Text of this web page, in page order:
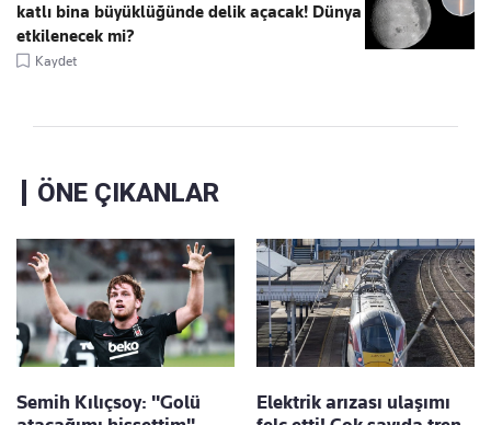
katlı bina büyüklüğünde delik açacak! Dünya
etkilenecek mi?
Kaydet
ÖNE ÇIKANLAR
Semih Kılıçsoy: "Golü
Elektrik arızası ulaşımı